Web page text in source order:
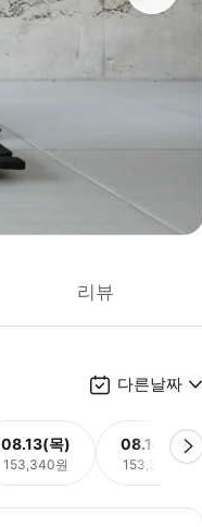
리뷰
다른날짜
08.13(목)
153,340원
08.14(금)
153,340원